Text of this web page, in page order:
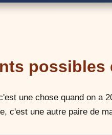
une chose quand on a
c'est une autre paire de